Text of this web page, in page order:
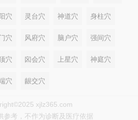
穴 灵台穴 神道穴 身柱穴
穴 风府穴 脑户穴 强间穴
穴 囟会穴 上星穴 神庭穴
穴 龈交穴
xjlz365.com
参考，不作为诊断及医疗依据